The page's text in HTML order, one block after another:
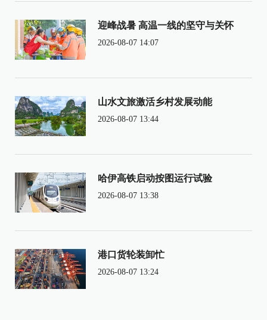
迎峰战暑 高温一线的坚守与关怀
2026-08-07 14:07
山水文旅激活乡村发展动能
2026-08-07 13:44
哈伊高铁启动按图运行试验
2026-08-07 13:38
港口货轮装卸忙
2026-08-07 13:24